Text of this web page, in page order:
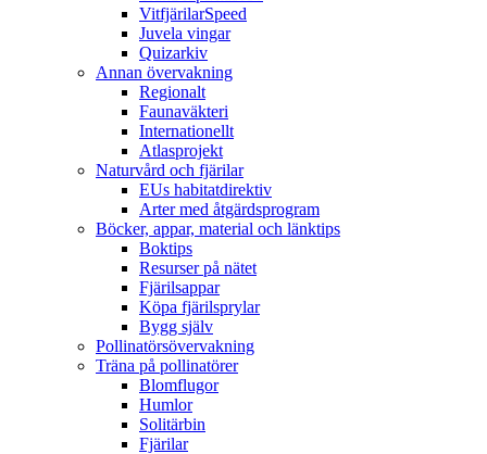
VitfjärilarSpeed
Juvela vingar
Quizarkiv
Annan övervakning
Regionalt
Faunaväkteri
Internationellt
Atlasprojekt
Naturvård och fjärilar
EUs habitatdirektiv
Arter med åtgärdsprogram
Böcker, appar, material och länktips
Boktips
Resurser på nätet
Fjärilsappar
Köpa fjärilsprylar
Bygg själv
Pollinatörsövervakning
Träna på pollinatörer
Blomflugor
Humlor
Solitärbin
Fjärilar